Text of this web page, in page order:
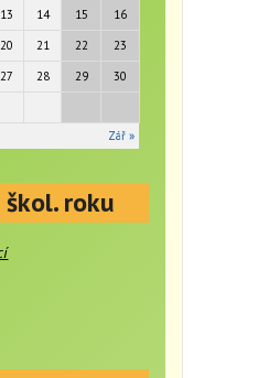
13 14 15
16
20 21 22
23
27 28 29
30
Zář »
roku